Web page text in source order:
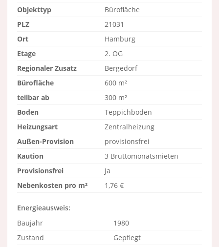
Objekttyp
Bürofläche
PLZ
21031
Ort
Hamburg
Etage
2. OG
Regionaler Zusatz
Bergedorf
Bürofläche
600 m²
teilbar ab
300 m²
Boden
Teppichboden
Heizungsart
Zentralheizung
Außen-Provision
provisionsfrei
Kaution
3 Bruttomonatsmieten
Provisionsfrei
Ja
Nebenkosten pro m²
1,76 €
Energieausweis:
Baujahr
1980
Zustand
Gepflegt